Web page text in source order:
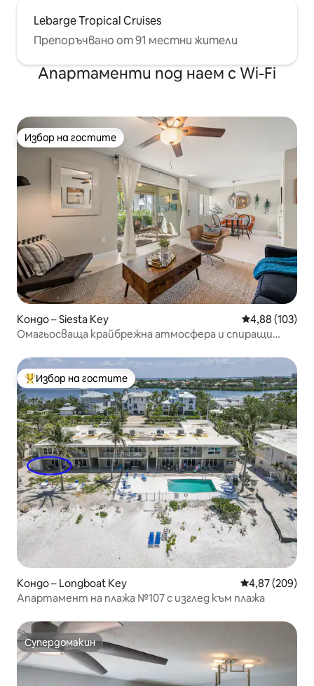
Lebarge Tropical Cruises
Препоръчвано от 91 местни жители
Апартаменти под наем с Wi-Fi
Избор на гостите
Избор на гостите
Кондо – Siesta Key Средна
4,88 (103)
Омагьосваща крайбрежна атмосфера и спиращи
Най-популярен избор на гостите
Избор на гостите
Кондо – Longboat Key Средна
4,87 (209)
Апартамент на плажа №107 с изглед към плажа
Супердомакин
Супердомакин